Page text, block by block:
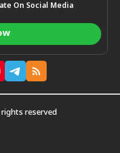
On Social Media
reserved